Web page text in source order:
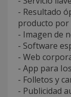
- Resultado
producto por
- Imagen de
- Software
- Web
- App para
- Folletos y
- Publicidad